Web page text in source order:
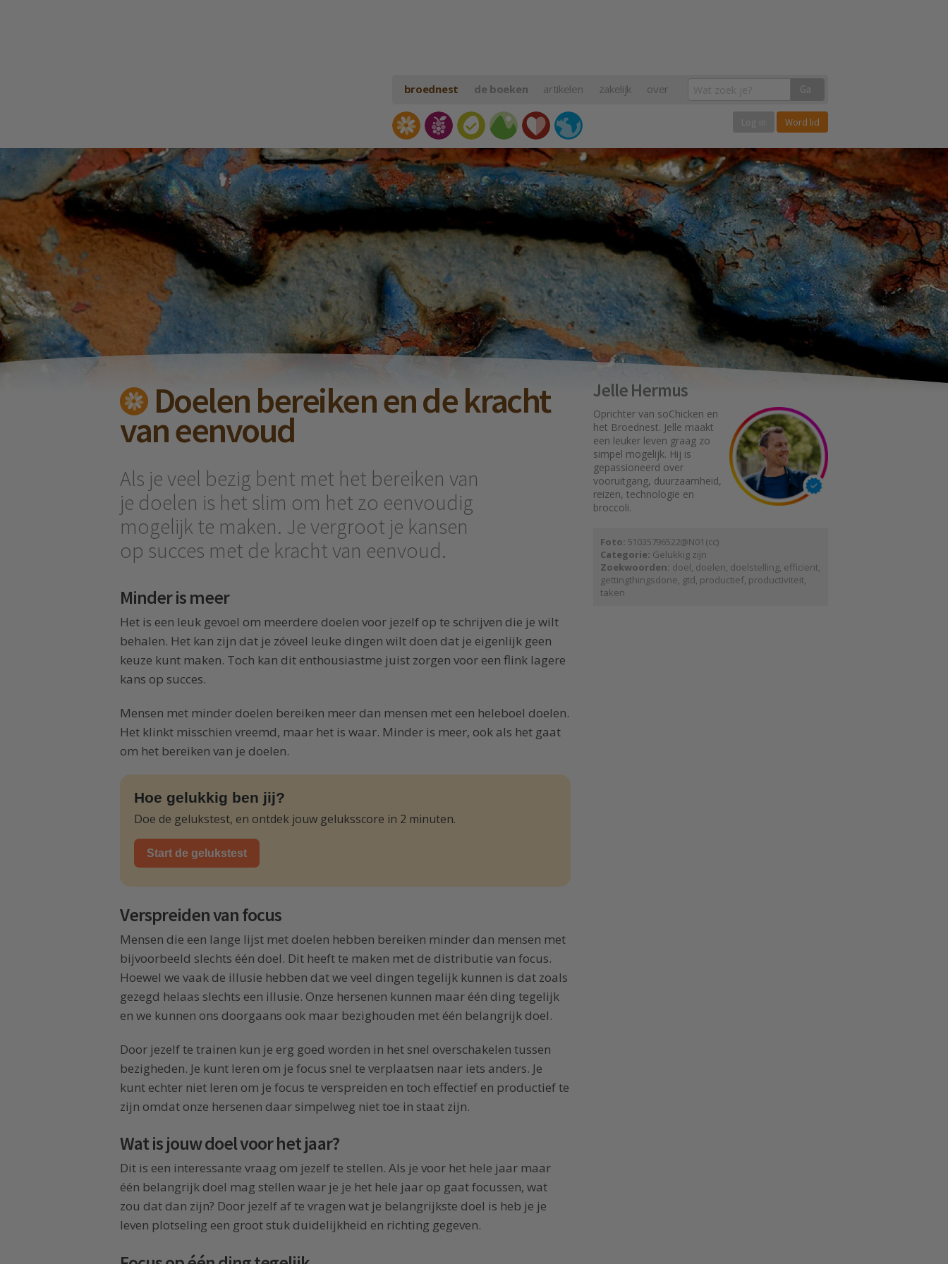
broednest de boeken artikelen zakelijk over Ga
Word lid
Doelen bereiken en de kracht
van eenvoud
Als je veel bezig bent met het bereiken van
je doelen is het slim om het zo eenvoudig
mogelijk te maken. Je vergroot je kansen
op succes met de kracht van eenvoud.
Minder is meer
Het is een leuk gevoel om meerdere doelen voor jezelf op te schrijven die je wilt
behalen. Het kan zijn dat je zóveel leuke dingen wilt doen dat je eigenlijk geen
keuze kunt maken. Toch kan dit enthousiastme juist zorgen voor een flink lagere
kans op succes.
Mensen met minder doelen bereiken meer dan mensen met een heleboel doelen.
Het klinkt misschien vreemd, maar het is waar. Minder is meer, ook als het gaat
om het bereiken van je doelen.
Hoe gelukkig ben jij?
Doe de gelukstest, en ontdek jouw geluksscore in 2 minuten.
Start de gelukstest
Verspreiden van focus
Mensen die een lange lijst met doelen hebben bereiken minder dan mensen met
bijvoorbeeld slechts één doel. Dit heeft te maken met de distributie van focus.
Hoewel we vaak de illusie hebben dat we veel dingen tegelijk kunnen is dat zoals
gezegd helaas slechts een illusie. Onze hersenen kunnen maar één ding tegelijk
en we kunnen ons doorgaans ook maar bezighouden met één belangrijk doel.
Door jezelf te trainen kun je erg goed worden in het snel overschakelen tussen
bezigheden. Je kunt leren om je focus snel te verplaatsen naar iets anders. Je
kunt echter niet leren om je focus te verspreiden en toch effectief en productief te
zijn omdat onze hersenen daar simpelweg niet toe in staat zijn.
Wat is jouw doel voor het jaar?
Dit is een interessante vraag om jezelf te stellen. Als je voor het hele jaar maar
één belangrijk doel mag stellen waar je je het hele jaar op gaat focussen, wat
zou dat dan zijn? Door jezelf af te vragen wat je belangrijkste doel is heb je je
leven plotseling een groot stuk duidelijkheid en richting gegeven.
Jelle Hermus
Oprichter van soChicken en
het Broednest. Jelle maakt
een leuker leven graag zo
simpel mogelijk. Hij is
gepassioneerd over
vooruitgang, duurzaamheid,
reizen, technologie en
broccoli.
Foto: 5 1 0 3 5 7 9 6 5 2 2 @ N 0 1 (cc)
Categorie: Gelukkig zijn
Zoekwoorden: doel, doelen, doelstelling, efficient,
gettingthingsdone, gtd, productief, productiviteit,
taken